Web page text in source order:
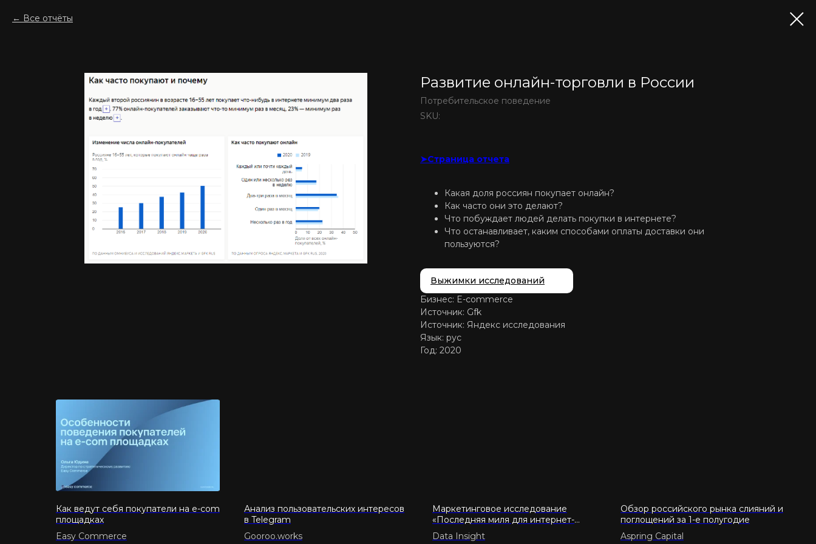
Все отчёты
Развитие онлайн-торговли в России
Потребительское поведение
SKU:
➤Страница отчета
Какая доля россиян покупает онлайн?
Как часто они это делают?
Что побуждает людей делать покупки в интернете?
Что останавливает, каким способами оплаты доставки они
пользуются?
Выжимки исследований
Бизнес: E-commerce
Источник: Gfk
Источник: Яндекс исследования
Язык: рус
Год: 2020
Как ведут себя покупатели на e-com
площадках
Easy Commerce
Анализ пользовательских интересов
в Telegram
Gooroo.works
Маркетинговое исследование
«Последняя миля для интернет-
торговли — 2022»
Data Insight
Обзор российского рынка слияний и
поглощений за 1-е полугодие
Aspring Capital